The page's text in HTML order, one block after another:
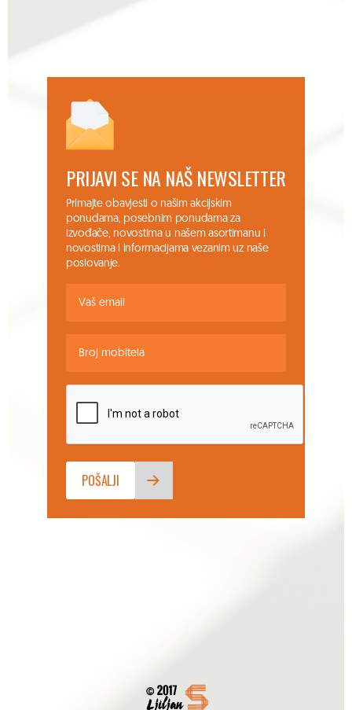
PRIJAVI SE NA NAŠ NEWSLETTER
Primajte obavjesti o našim akcijskim
ponudama, posebnim ponudama za
izvođače, novostima u našem asortimanu i
novostima i informacijama vezanim uz naše
poslovanje.